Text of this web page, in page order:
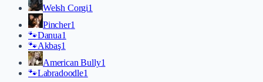
Welsh Corgi1
Pincher1
🐾Danua1
🐾Akbaş1
American Bully1
🐾Labradoodle1